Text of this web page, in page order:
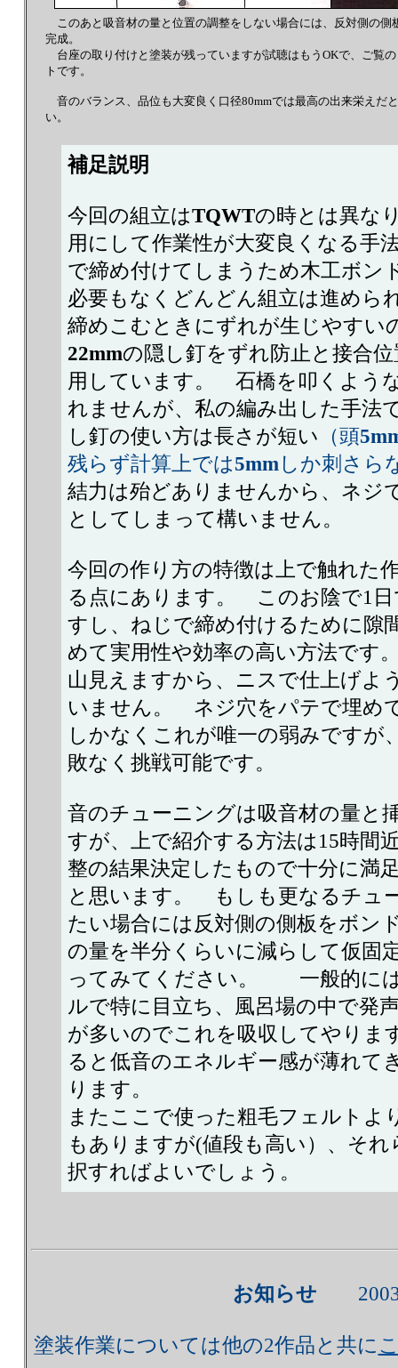
このあと吸音材の量と位置の調整をしない場合には、反対側の側
完成。
台座の取り付けと塗装が残っていますが試聴はもうOKで、ご覧
トです。
音のバランス、品位も大変良く口径80mmでは最高の出来栄え
い。
補足説明
今回の組立はTQWTの時とは異な
用にして作業性が大変良くなる
で締め付けてしまうため木工ボン
必要もなくどんどん組立は進め
締めこむときにずれが生じやすい
22mmの隠し釘をずれ防止と接合
用しています。 石橋を叩くよう
れませんが、私の編み出した手
し釘の使い方は長さが短い （頭
残らず計算上では5mm しか刺さら
結力は殆どありませんから、ネジ
としてしまって構いません。
今回の作り方の特徴は上で触れた
る点にあります。 このお陰で1日
すし、ねじで締め付けるために隙
めて実用性や効率の高い方法で
山見えますから、ニスで仕上げよ
いません。 ネジ穴をパテで埋め
しかなくこれが唯一の弱みですが
敗なく挑戦可能です。
音のチューニングは吸音材の量と
すが、上で紹介する方法は15時間
整の結果決定したもので十分に満
と思います。 もしも更なるチュ
たい場合には反対側の側板をボン
の量を半分くらいに減らして仮固
ってみてください。 一般的に
ルで特に目立ち、風呂場の中で発
が多いのでこれを吸収してやりま
ると低音のエネルギー感が薄れて
ります。
またここで使った粗毛フェルトよ
もありますが(値段も高い）、そ
択すればよいでしょう。
お知らせ 2003/
塗装作業については他の2作品と共に